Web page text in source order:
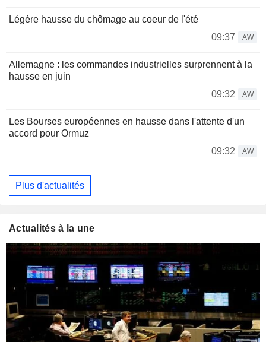
Légère hausse du chômage au coeur de l'été
09:37
AW
Allemagne : les commandes industrielles surprennent à la
hausse en juin
09:32
AW
Les Bourses européennes en hausse dans l'attente d'un
accord pour Ormuz
09:32
AW
Plus d'actualités
Actualités à la une